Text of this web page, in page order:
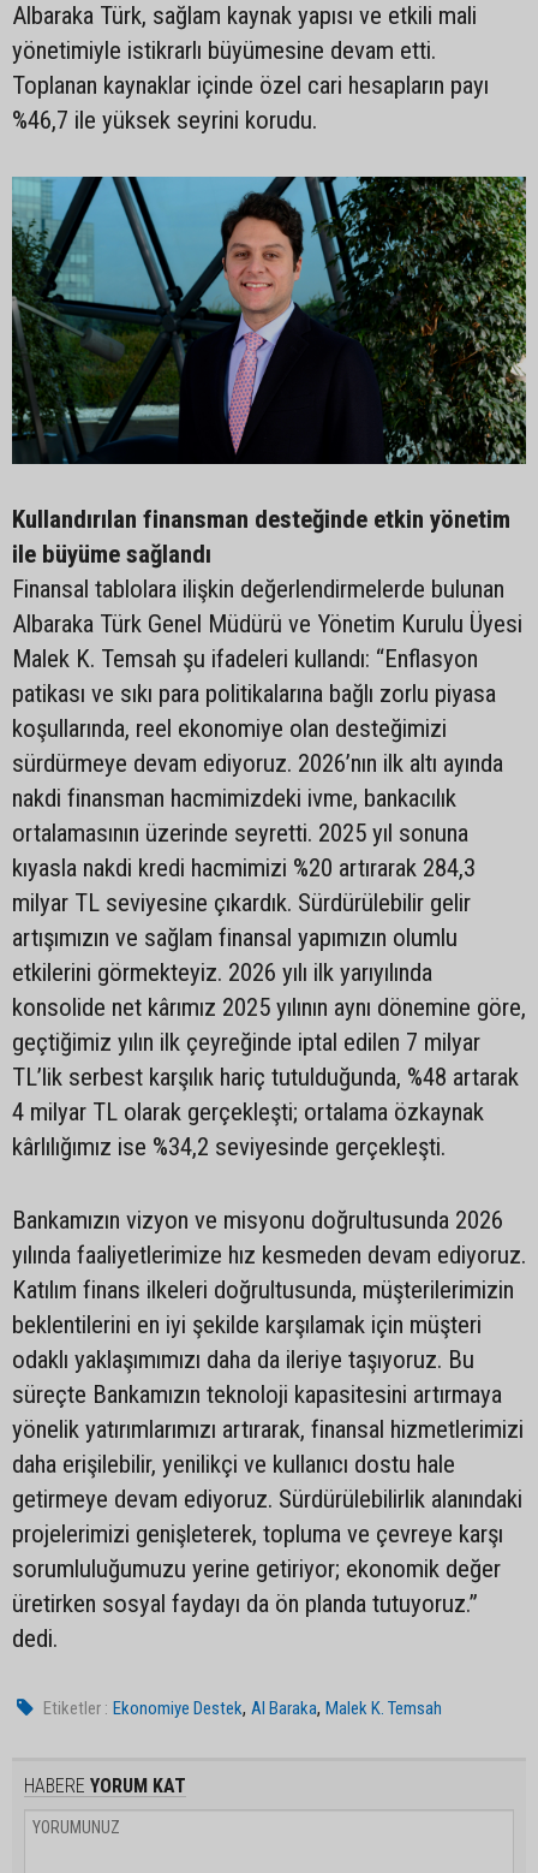
Albaraka Türk, sağlam kaynak yapısı ve etkili mali
yönetimiyle istikrarlı büyümesine devam etti.
Toplanan kaynaklar içinde özel cari hesapların payı
%46,7 ile yüksek seyrini korudu.
Kullandırılan finansman desteğinde etkin yönetim
ile büyüme sağlandı
Finansal tablolara ilişkin değerlendirmelerde bulunan
Albaraka Türk Genel Müdürü ve Yönetim Kurulu Üyesi
Malek K. Temsah şu ifadeleri kullandı: “Enflasyon
patikası ve sıkı para politikalarına bağlı zorlu piyasa
koşullarında, reel ekonomiye olan desteğimizi
sürdürmeye devam ediyoruz. 2026’nın ilk altı ayında
nakdi finansman hacmimizdeki ivme, bankacılık
ortalamasının üzerinde seyretti. 2025 yıl sonuna
kıyasla nakdi kredi hacmimizi %20 artırarak 284,3
milyar TL seviyesine çıkardık. Sürdürülebilir gelir
artışımızın ve sağlam finansal yapımızın olumlu
etkilerini görmekteyiz. 2026 yılı ilk yarıyılında
konsolide net kârımız 2025 yılının aynı dönemine göre,
geçtiğimiz yılın ilk çeyreğinde iptal edilen 7 milyar
TL’lik serbest karşılık hariç tutulduğunda, %48 artarak
4 milyar TL olarak gerçekleşti; ortalama özkaynak
kârlılığımız ise %34,2 seviyesinde gerçekleşti.
Bankamızın vizyon ve misyonu doğrultusunda 2026
yılında faaliyetlerimize hız kesmeden devam ediyoruz.
Katılım finans ilkeleri doğrultusunda, müşterilerimizin
beklentilerini en iyi şekilde karşılamak için müşteri
odaklı yaklaşımımızı daha da ileriye taşıyoruz. Bu
süreçte Bankamızın teknoloji kapasitesini artırmaya
yönelik yatırımlarımızı artırarak, finansal hizmetlerimizi
daha erişilebilir, yenilikçi ve kullanıcı dostu hale
getirmeye devam ediyoruz. Sürdürülebilirlik alanındaki
projelerimizi genişleterek, topluma ve çevreye karşı
sorumluluğumuzu yerine getiriyor; ekonomik değer
üretirken sosyal faydayı da ön planda tutuyoruz.”
dedi.
Etiketler : Ekonomiye Destek, Al Baraka,Malek K. Temsah
HABERE YORUM KAT